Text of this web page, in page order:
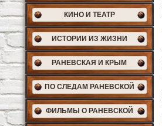
КИНО И ТЕАТР
ИСТОРИИ ИЗ ЖИЗНИ
РАНЕВСКАЯ И КРЫМ
ПО СЛЕДАМ РАНЕВСКОЙ
ФИЛЬМЫ О РАНЕВСКОЙ